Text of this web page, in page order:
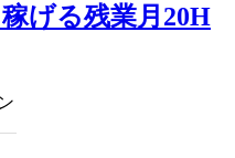
げる残業月20H